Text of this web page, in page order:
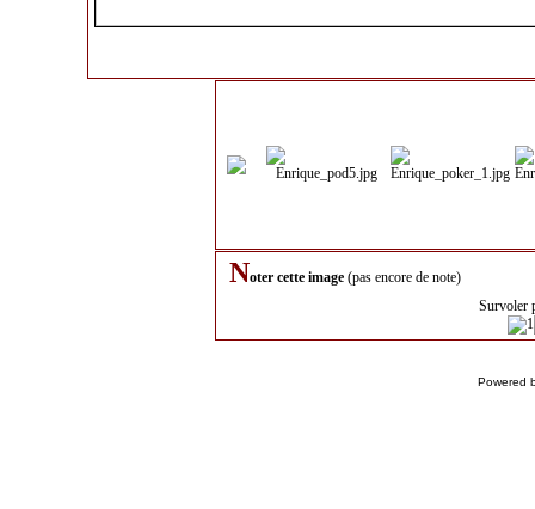
Noter cette image (pas encore de note)
Survoler
Powered